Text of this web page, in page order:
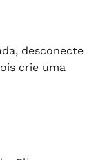
desconecte
crie uma